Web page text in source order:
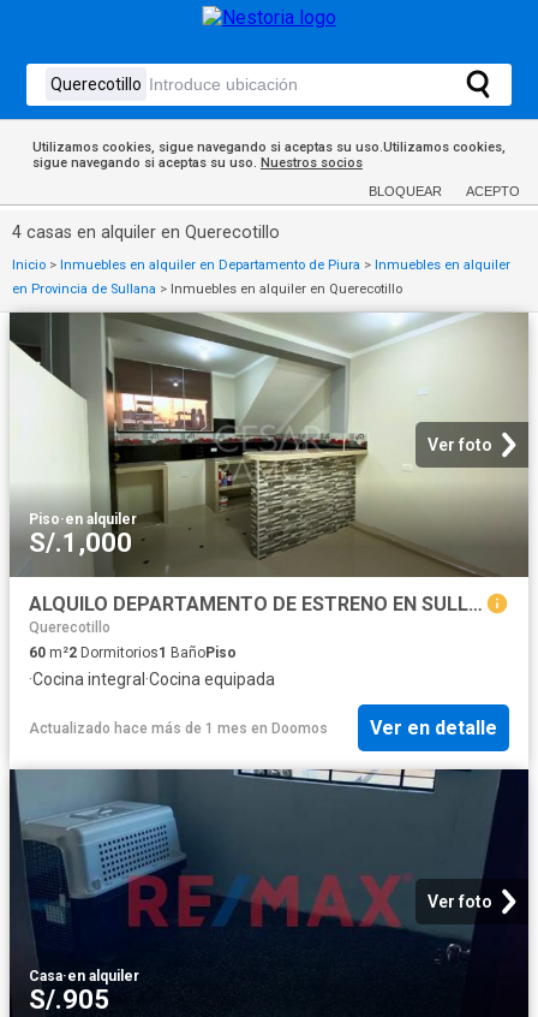
Utilizamos cookies, sigue navegando si aceptas su uso.Utilizamos cookies,
sigue navegando si aceptas su uso. Nuestros socios
BLOQUEAR ACEPTO
4 casas en alquiler en Querecotillo
Inicio > Inmuebles en alquiler en Departamento de Piura > Inmuebles en alquiler
en Provincia de Sullana > Inmuebles en alquiler en Querecotillo
Ver foto
Piso·en alquiler
S/.1,000
ALQUILO DEPARTAMENTO DE ESTRENO EN SULLANA 2 HABITACIONES
Querecotillo
60 m²2 Dormitorios1 BañoPiso
·Cocina integral ·Cocina equipada
Actualizado hace más de 1 mes en Doomos Ver en detalle
Ver foto
Casa·en alquiler
S/.905